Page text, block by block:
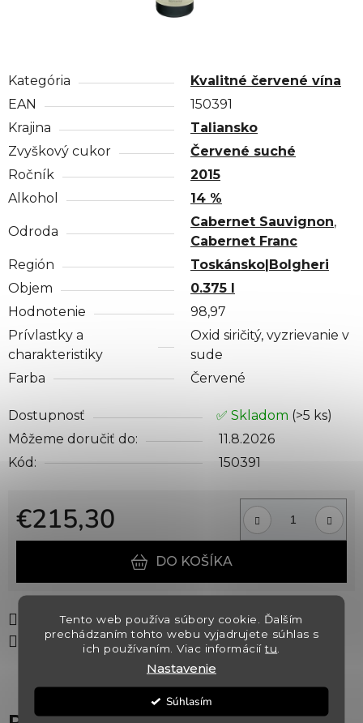
Tento web používa súbory cookie. Ďalším
prechádzaním tohto webu vyjadrujete súhlas s
ich používaním. Viac informáciítu
Nastavenie
Súhlasím
Kategória
Kvalitné červené vína
EAN
150391
Krajina
Taliansko
Zvyškový cukor
Červené suché
Ročník
2015
Alkohol
14 %
Odroda
Cabernet Sauvignon,
Cabernet Franc
Región
Toskánsko|Bolgheri
Objem
0.375 l
Hodnotenie
98,97
Prívlastky a
charakteristiky
Oxid siričitý, vyzrievanie v
sude
Farba
Červené
Dostupnosť ✅ Skladom (>5 ks)
Môžeme doručiť do:
11.8.2026
Kód:
150391
€215,30
Jednotková cena:
DO KOŠÍKA
Opýtať sa
Strážiť
Zdieľať